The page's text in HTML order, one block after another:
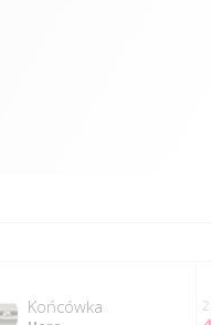
Końcówka